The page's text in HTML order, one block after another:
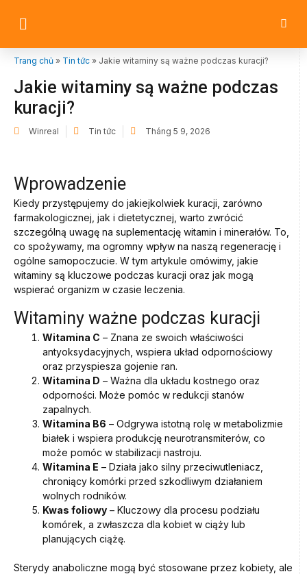
Trang chủ » Tin tức » Jakie witaminy są ważne podczas kuracji?
Jakie witaminy są ważne podczas
kuracji?
Winreal Tin tức Tháng 5 9, 2026
Wprowadzenie
Kiedy przystępujemy do jakiejkolwiek kuracji, zarówno
farmakologicznej, jak i dietetycznej, warto zwrócić
szczególną uwagę na suplementację witamin i minerałów. To,
co spożywamy, ma ogromny wpływ na naszą regenerację i
ogólne samopoczucie. W tym artykule omówimy, jakie
witaminy są kluczowe podczas kuracji oraz jak mogą
wspierać organizm w czasie leczenia.
Witaminy ważne podczas kuracji
Witamina C – Znana ze swoich właściwości
antyoksydacyjnych, wspiera układ odpornościowy
oraz przyspiesza gojenie ran.
Witamina D – Ważna dla układu kostnego oraz
odporności. Może pomóc w redukcji stanów
zapalnych.
Witamina B6 – Odgrywa istotną rolę w metabolizmie
białek i wspiera produkcję neurotransmiterów, co
może pomóc w stabilizacji nastroju.
Witamina E – Działa jako silny przeciwutleniacz,
chroniący komórki przed szkodliwym działaniem
wolnych rodników.
Kwas foliowy – Kluczowy dla procesu podziału
komórek, a zwłaszcza dla kobiet w ciąży lub
planujących ciążę.
Sterydy anaboliczne mogą być stosowane przez kobiety, ale